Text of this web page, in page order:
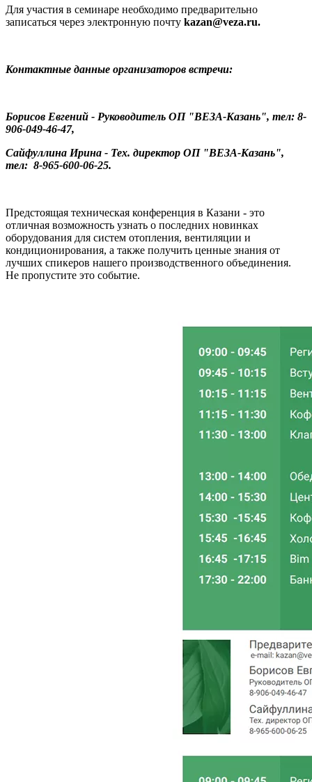
Для участия в семинаре необходимо предварительно
записаться через электронную почту kazan@veza.ru.
Контактные данные организаторов встречи:
Борисов Евгений - Руководитель ОП "ВЕЗА-Казань", тел: 8-
906-049-46-47,
Сайфуллина Ирина - Тех. директор ОП "ВЕЗА-Казань",
тел: 8-965-600-06-25.
Предстоящая техническая конференция в Казани - это
отличная возможность узнать о последних новинках
оборудования для систем отопления, вентиляции и
кондиционирования, а также получить ценные знания от
лучших спикеров нашего производственного объединения.
Не пропустите это событие.